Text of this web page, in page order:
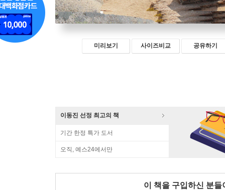
미리보기 사이즈비교 공유하기
이동진 선정 최고의 책
기간 한정 특가 도서
오직, 예스24에서만
이 책을 구입하신 분